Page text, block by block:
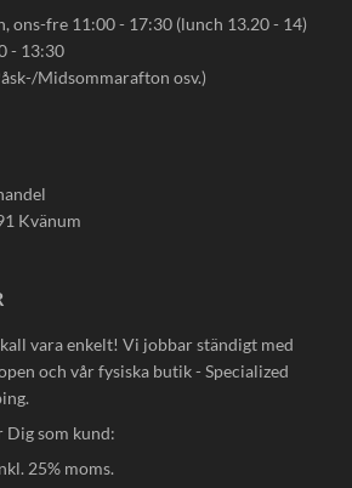
ons-fre 11:00 - 17:30 (lunch 13.20 - 14)
- 13:30
Midsommarafton osv.)
Kvänum
vara enkelt! Vi jobbar ständigt med
och vår fysiska butik - Specialized
som kund:
25% moms.